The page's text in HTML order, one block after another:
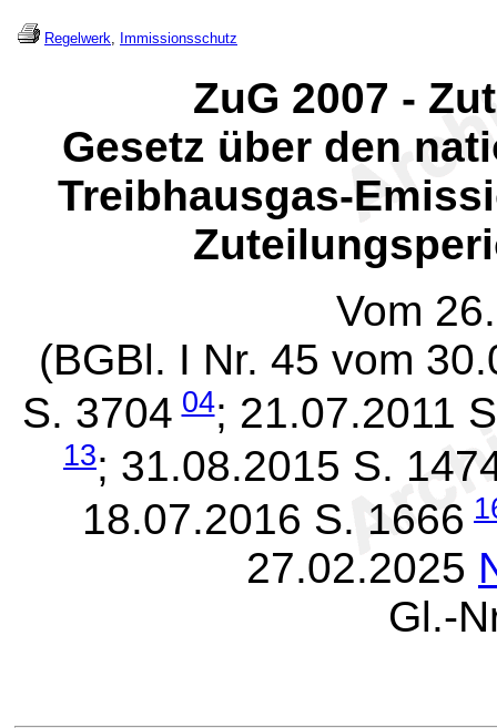
Regelwerk, Immissionsschutz
ZuG 2007 -
Gesetz über den
Treibhausgas-
Vom
(BGBl. I Nr. 45 vom
S. 3704 04; 21.07.2011
13; 31.08.2015 S.
18.07.2016 S. 1666
27.02.2025
Gl.-